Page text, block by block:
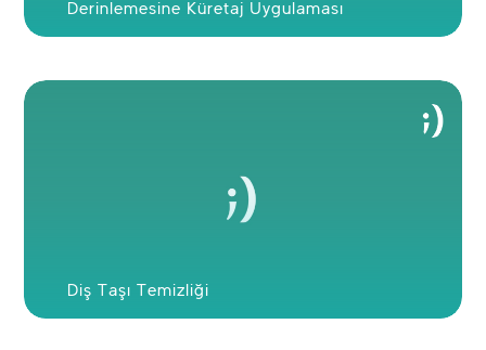
Derinlemesine Küretaj Uygulaması
Diş Taşı Temizliği